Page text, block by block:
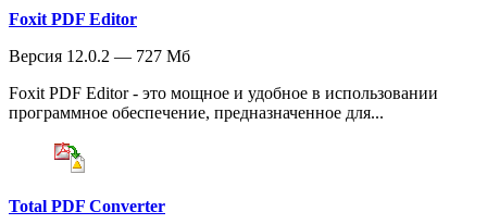
Foxit PDF Editor
Версия 12.0.2 — 727 Мб
Foxit PDF Editor - это мощное и удобное в использовании
программное обеспечение, предназначенное для...
Total PDF Converter